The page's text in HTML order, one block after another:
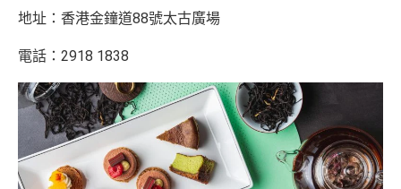
地址：香港金鐘道88號太古廣場
電話：2918 1838